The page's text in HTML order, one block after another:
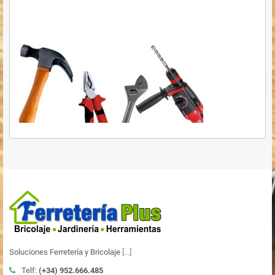
Soluciones Ferretería y Bricolaje [...]
Telf: (+34) 952.666.485